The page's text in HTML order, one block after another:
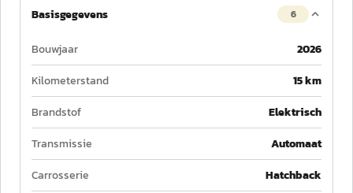
Basisgegevens 6
Bouwjaar
2026
Kilometerstand
15 km
Brandstof
Elektrisch
Transmissie
Automaat
Carrosserie
Hatchback